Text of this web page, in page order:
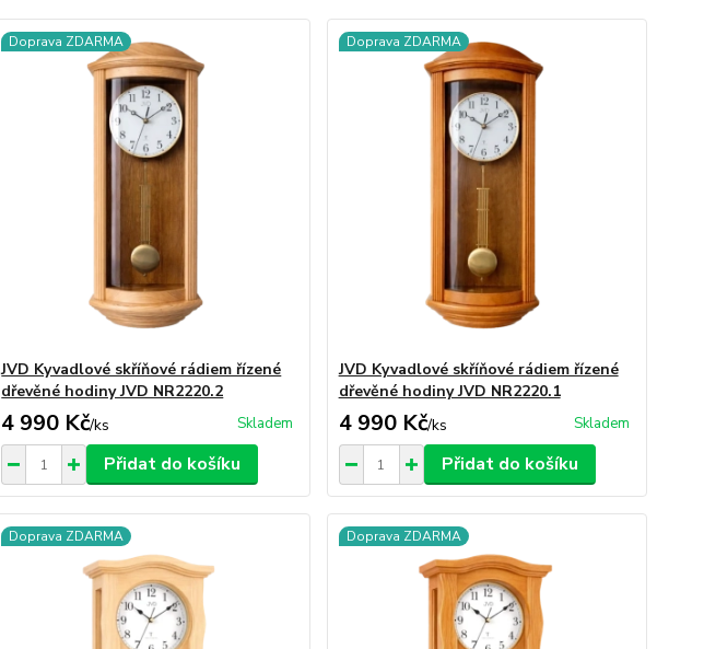
Doprava ZDARMA
JVD Kyvadlové skříňové rádiem řízené
dřevěné hodiny JVD NR2220.2
4 990 Kč/ks Skladem
Přidat do košíku
Doprava ZDARMA
JVD Kyvadlové skříňové rádiem řízené
dřevěné hodiny JVD NR2220.1
4 990 Kč/ks Skladem
Přidat do košíku
Doprava ZDARMA Doprava ZDARMA